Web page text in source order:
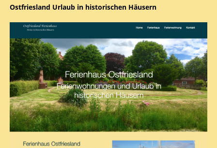
Ostfriesland Urlaub in historischen Häusern